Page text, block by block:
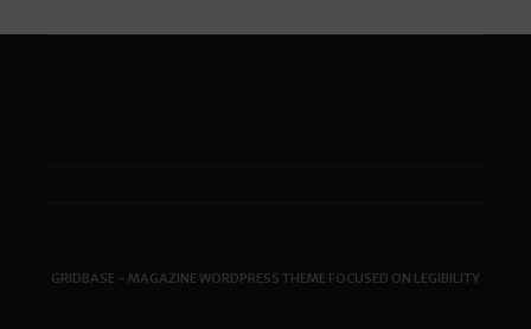
GRIDBASE - MAGAZINE WORDPRESS THEME FOCUSED ON LEGIBILITY